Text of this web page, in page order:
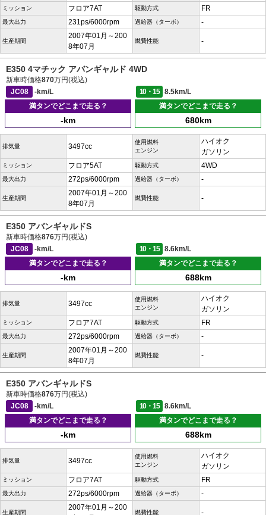
ミッション フロア7AT 駆動方式 FR
最大出力 231ps/6000rpm 過給器（ターボ） -
生産期間
2007年01月～200
8年07月
燃費性能 -
E350 4マチック アバンギャルド 4WD
新車時価格870万円(税込)
JC08
-km/L 10・15
8.5km/L
満タンでどこまで走る？
-km
満タンでどこまで走る？
680km
排気量 3497cc
使用燃料
エンジン
ハイオク
ガソリン
ミッション フロア5AT 駆動方式 4WD
最大出力 272ps/6000rpm 過給器（ターボ） -
生産期間
2007年01月～200
8年07月
燃費性能 -
E350 アバンギャルドS
新車時価格876万円(税込)
JC08
-km/L 10・15
8.6km/L
満タンでどこまで走る？
-km
満タンでどこまで走る？
688km
排気量 3497cc
使用燃料
エンジン
ハイオク
ガソリン
ミッション フロア7AT 駆動方式 FR
最大出力 272ps/6000rpm 過給器（ターボ） -
生産期間
2007年01月～200
8年07月
燃費性能 -
E350 アバンギャルドS
新車時価格876万円(税込)
JC08
-km/L 10・15
8.6km/L
満タンでどこまで走る？
-km
満タンでどこまで走る？
688km
排気量 3497cc
使用燃料
エンジン
ハイオク
ガソリン
ミッション フロア7AT 駆動方式 FR
最大出力 272ps/6000rpm 過給器（ターボ） -
生産期間
2007年01月～200
燃費性能 -